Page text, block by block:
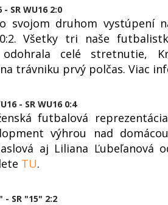
SR WU16 2:0
svojom druhom vystúpení
Všetky tri naše
odohrala celé stretnutie,
trávniku prvý polčas. Viac
- SR WU16 0:4
futbalová
výhrou nad
aj Liliana Ľubeľanová
TU.
SR "15" 2:2